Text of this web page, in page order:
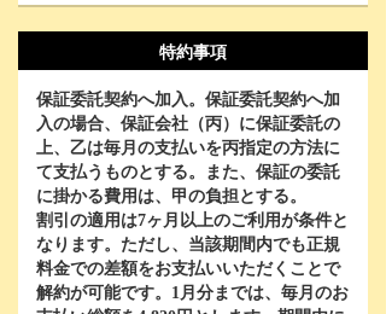
特約事項
保証委託契約へ加入。保証委託契約へ加
入の場合、保証会社（丙）に保証委託の
上、乙は毎月の支払いを丙指定の方法に
て支払うものとする。また、保証の委託
に掛かる費用は、甲の負担とする。
割引の適用は7ヶ月以上のご利用が条件と
なります。ただし、当該期間内でも正規
料金での差額をお支払いいただくことで
解約が可能です。 1 月分までは、毎月のお